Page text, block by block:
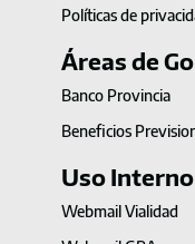
Políticas de
Áreas de
Banco Provincia
Beneficios
Uso Interno
Webmail Vialidad